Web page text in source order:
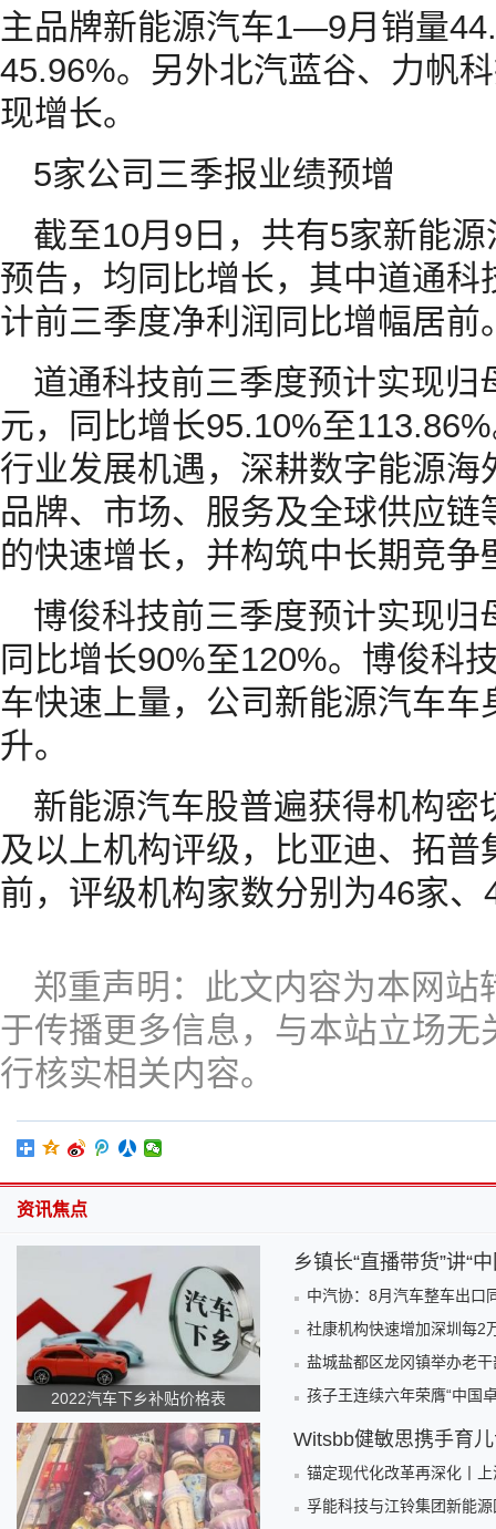
主品牌新能源汽车1—9月销量
45.96%。另外北汽蓝谷、力帆
现增长。
5家公司三季报业绩预增
截至10月9日，共有5家新能
预告，均同比增长，其中道通
计前三季度净利润同比增幅居前
道通科技前三季度预计实现归
元，同比增长95.10%至
行业发展机遇，深耕数字能源
品牌、市场、服务及全球供应
的快速增长，并构筑中长期竞争
博俊科技前三季度预计实现
同比增长90%至120%。博俊科
车快速上量，公司新能源汽车
升。
新能源汽车股普遍获得机构
及以上机构评级，比亚迪、拓
前，评级机构家数分别为46家、
郑重声明：此文内容为本网
于传播更多信息，与本站立场
行核实相关内容。
资讯焦点
2022汽车下乡补贴价格表
乡镇长“直播带货”讲“
中汽协：8月汽车整车出口
社康机构快速增加深圳每2
盐城盐都区龙冈镇举办老干
孩子王连续六年荣膺“中国
Witsbb健敏思携手育
锚定现代化改革再深化丨
孚能科技与江铃集团新能